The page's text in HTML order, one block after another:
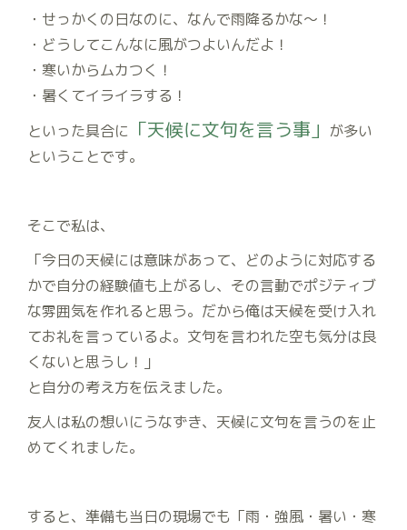
・せっかくの日なのに、なんで雨降るかな～！
・どうしてこんなに風がつよいんだよ！
・寒いからムカつく！
・暑くてイライラする！
といった具合に 「天候に文句を言う事」 が多い
ということです。
そこで私は、
「今日の天候には意味があって、どのように対応する
かで自分の経験値も上がるし、その言動でポジティブ
な雰囲気を作れると思う。だから俺は天候を受け入れ
てお礼を言っているよ。文句を言われた空も気分は良
くないと思うし！」
と自分の考え方を伝えました。
友人は私の想いにうなずき、天候に文句を言うのを止
めてくれました。
すると、準備も当日の現場でも「雨・強風・暑い・寒